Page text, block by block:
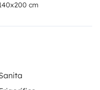
cm